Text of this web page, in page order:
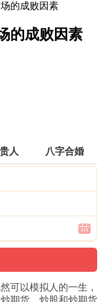
的成败因素
的成败因素
人 八字合婚
可以模拟人的一生，
期货。炒股和炒期货